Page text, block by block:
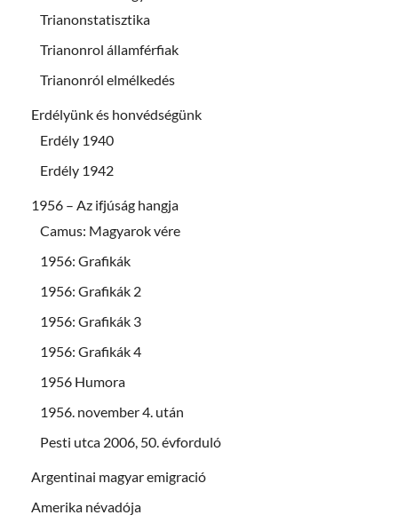
Trianonstatisztika
Trianonrol államférfiak
Trianonról elmélkedés
Erdélyünk és honvédségünk
Erdély 1940
Erdély 1942
1956 – Az ifjúság hangja
Camus: Magyarok vére
1956: Grafikák
1956: Grafikák 2
1956: Grafikák 3
1956: Grafikák 4
1956 Humora
1956. november 4. után
Pesti utca 2006, 50. évforduló
Argentinai magyar emigració
Amerika névadója